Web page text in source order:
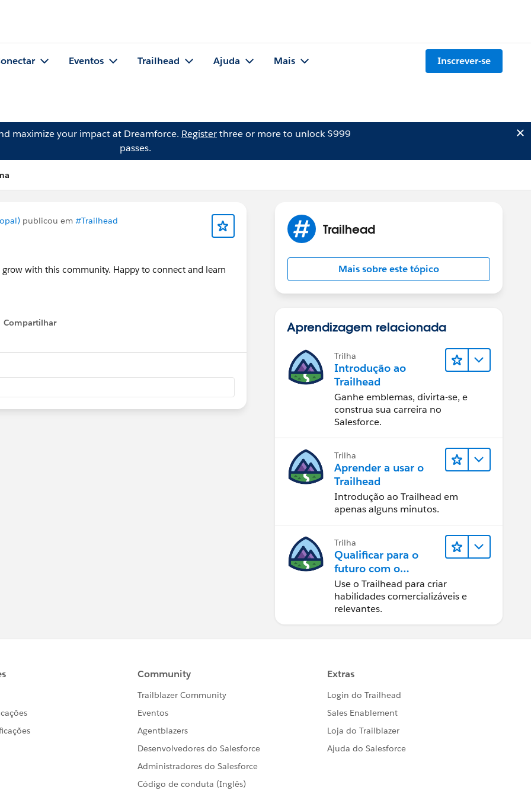
Eventos Trailhead Ajuda Mais Inscrever-se
maximize your impact at Dreamforce. Registerthree or more to unlock $999
passes.
publicou em #Trailhead
with this community. Happy to connect and learn
Compartilhar
Show menu
Trailhead
Mais sobre este tópico
Aprendizagem relacionada
Trilha
Introdução ao
Trailhead
Ganhe emblemas, divirta-se, e
construa sua carreira no
Salesforce.
Trilha
Aprender a usar o
Trailhead
Introdução ao Trailhead em
apenas alguns minutos.
Trilha
Qualificar para o
futuro com o
Trailhead
Use o Trailhead para criar
habilidades comercializáveis e
relevantes.